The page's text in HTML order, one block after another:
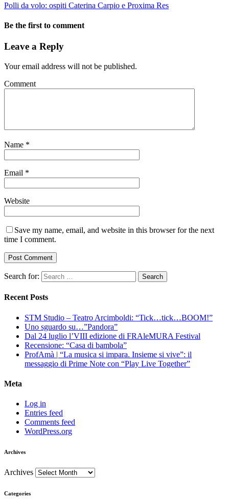
Polli da volo: ospiti Caterina Carpio e Proxima Res
Be the first to comment
Leave a Reply
Your email address will not be published.
Comment
Name *
Email *
Website
Save my name, email, and website in this browser for the next
time I comment.
Search for:
Recent Posts
STM Studio – Teatro Arcimboldi: “Tick…tick…BOOM!”
Uno sguardo su…”Pandora”
Dal 24 luglio l’VIII edizione di FRAleMURA Festival
Recensione: “Casa di bambola”
ProfAmà | “La musica si impara. Insieme si vive”: il
messaggio di Prime Note con “Play Live Together”
Meta
Log in
Entries feed
Comments feed
WordPress.org
Archives
Archives
Categories